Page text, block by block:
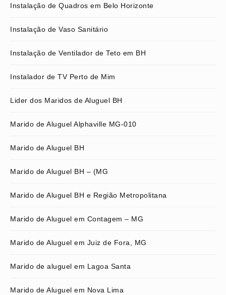
Instalação de Quadros em Belo Horizonte
Instalação de Vaso Sanitário
Instalação de Ventilador de Teto em BH
Instalador de TV Perto de Mim
Lider dos Maridos de Aluguel BH
Marido de Aluguel Alphaville MG-010
Marido de Aluguel BH
Marido de Aluguel BH – (MG
Marido de Aluguel BH e Região Metropolitana
Marido de Aluguel em Contagem – MG
Marido de Aluguel em Juiz de Fora, MG
Marido de aluguel em Lagoa Santa
Marido de Aluguel em Nova Lima